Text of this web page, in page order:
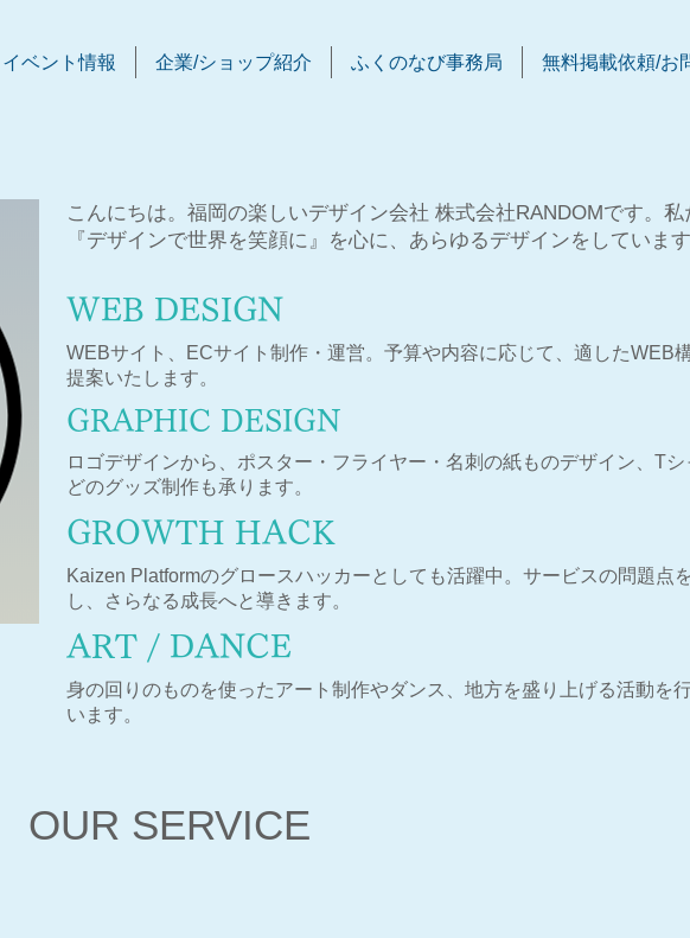
イベント情報 企業/ショップ紹介 ふくのなび事務局 無料掲載依頼/お
こんにちは。福岡の楽しいデザイン会社 株式会社RANDOMです。私
『デザインで世界を笑顔に』を心に、あらゆるデザインをしています
WEB DESIGN
WEBサイト、ECサイト制作・運営。予算や内容に応じて、適したWEB
提案いたします。
GRAPHIC DESIGN
ロゴデザインから、ポスター・フライヤー・名刺の紙ものデザイン、Tシ
どのグッズ制作も承ります。
GROWTH HACK
Kaizen Platformのグロースハッカーとしても活躍中。サービスの問題点
し、さらなる成長へと導きます。
ART / DANCE
身の回りのものを使ったアート制作やダンス、地方を盛り上げる活動を
います。
OUR SERVICE